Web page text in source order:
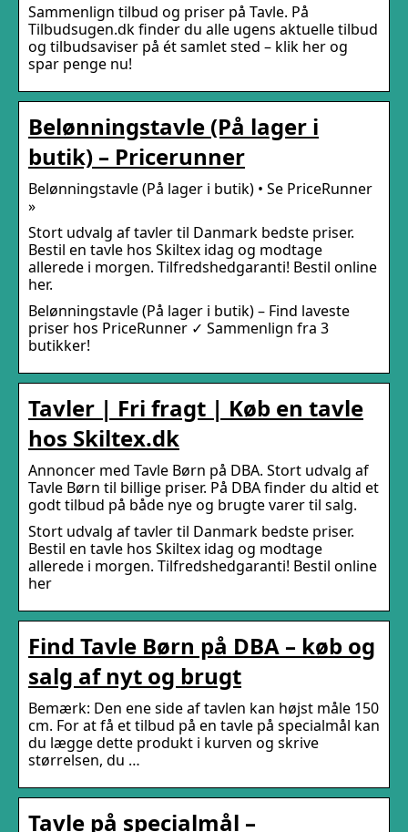
Sammenlign tilbud og priser på Tavle. På
Tilbudsugen.dk finder du alle ugens aktuelle tilbud
og tilbudsaviser på ét samlet sted – klik her og
spar penge nu!
Belønningstavle (På lager i
butik) – Pricerunner
Belønningstavle (På lager i butik) • Se PriceRunner
»
Stort udvalg af tavler til Danmark bedste priser.
Bestil en tavle hos Skiltex idag og modtage
allerede i morgen. Tilfredshedgaranti! Bestil online
her.
Belønningstavle (På lager i butik) – Find laveste
priser hos PriceRunner ✓ Sammenlign fra 3
butikker!
Tavler | Fri fragt | Køb en tavle
hos Skiltex.dk
Annoncer med Tavle Børn på DBA. Stort udvalg af
Tavle Børn til billige priser. På DBA finder du altid et
godt tilbud på både nye og brugte varer til salg.
Stort udvalg af tavler til Danmark bedste priser.
Bestil en tavle hos Skiltex idag og modtage
allerede i morgen. Tilfredshedgaranti! Bestil online
her
Find Tavle Børn på DBA – køb og
salg af nyt og brugt
Bemærk: Den ene side af tavlen kan højst måle 150
cm. For at få et tilbud på en tavle på specialmål kan
du lægge dette produkt i kurven og skrive
størrelsen, du …
Tavle på specialmål –